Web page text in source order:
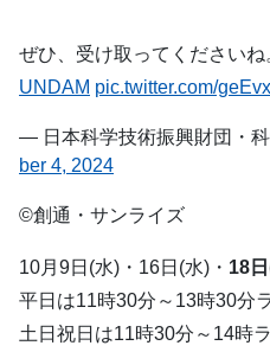
ぜひ、受け取ってくださいね
UNDAM pic.twitter.com/
— 日本科学技術振興財団・
ber 4, 2024
©創通・サンライズ
10月9日(水)・16日(水)・ 18
平日は11時30分～13時30分
土日祝日は11時30分～14時